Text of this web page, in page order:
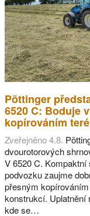
Pöttinger
6520 C: Boduje
kopírováním
Zveřejněno 4.8.
dvourotorových
V 6520 C.
podvozku zaujme
přesným
konstrukcí. Uplatnění
kde se…